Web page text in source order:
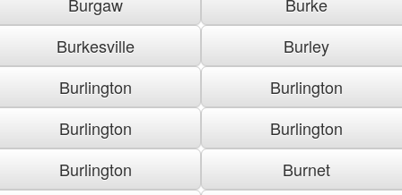
Burkesville
Burley
Burlington
Burlington
Burlington
Burlington
Burlington
Burnet